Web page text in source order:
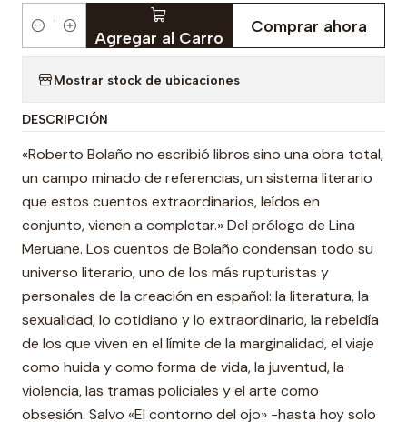
Cantidad Agregar al Carro
Comprar ahora
Mostrar stock de ubicaciones
DESCRIPCIÓN
«Roberto Bolaño no escribió libros sino una obra total,
un campo minado de referencias, un sistema literario
que estos cuentos extraordinarios, leídos en
conjunto, vienen a completar.» Del prólogo de Lina
Meruane. Los cuentos de Bolaño condensan todo su
universo literario, uno de los más rupturistas y
personales de la creación en español: la literatura, la
sexualidad, lo cotidiano y lo extraordinario, la rebeldía
de los que viven en el límite de la marginalidad, el viaje
como huida y como forma de vida, la juventud, la
violencia, las tramas policiales y el arte como
obsesión. Salvo «El contorno del ojo» -hasta hoy solo